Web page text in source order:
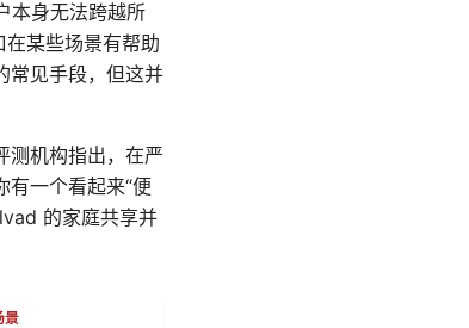
本身无法跨越所
某些场景有帮助
常见手段，但这并
测机构指出，在严
有一个看起来“便
的家庭共享并
景